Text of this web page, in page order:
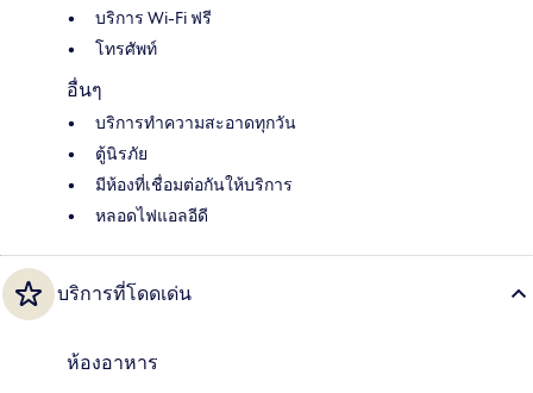
บริการ Wi-Fi ฟรี
โทรศัพท์
อื่นๆ
บริการทำความสะอาดทุกวัน
ตู้นิรภัย
มีห้องที่เชื่อมต่อกันให้บริการ
หลอดไฟแอลอีดี
บริการที่โดดเด่น
ห้องอาหาร